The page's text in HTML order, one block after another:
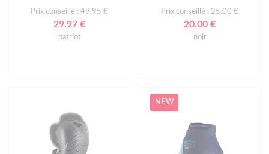
Prix conseillé : 49.95 €
29.97 €
patriot
Prix conseillé : 25.00 €
20.00 €
noir
NEW